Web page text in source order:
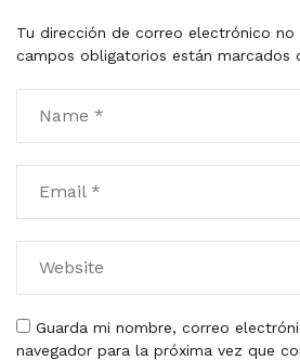
Tu dirección de correo electrónico no
campos obligatorios están marcados
Guarda mi nombre, correo
navegador para la próxima vez que